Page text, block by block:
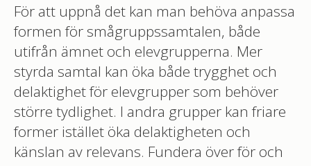
För att uppnå det kan man behöva anpassa
formen för smågruppssamtalen, både
utifrån ämnet och elevgrupperna. Mer
styrda samtal kan öka både trygghet och
delaktighet för elevgrupper som behöver
större tydlighet. I andra grupper kan friare
former istället öka delaktigheten och
känslan av relevans. Fundera över för och